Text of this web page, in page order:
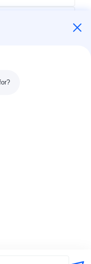
Co., Ltd.. All Rights